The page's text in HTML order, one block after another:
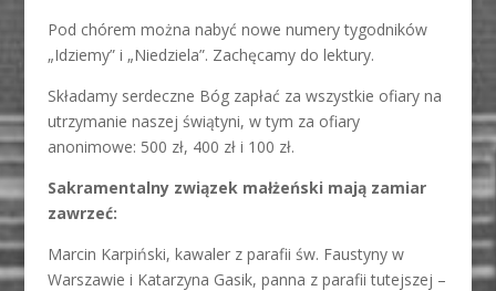
Pod chórem można nabyć nowe numery tygodników
„Idziemy” i „Niedziela”. Zachęcamy do lektury.
Składamy serdeczne Bóg zapłać za wszystkie ofiary na
utrzymanie naszej świątyni, w tym za ofiary
anonimowe: 500 zł, 400 zł i 100 zł.
Sakramentalny związek małżeński mają zamiar
zawrzeć:
Marcin Karpiński, kawaler z parafii św. Faustyny w
Warszawie i Katarzyna Gasik, panna z parafii tutejszej –